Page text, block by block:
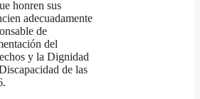
honren sus
adecuadamente
de
del
y la Dignidad
de las